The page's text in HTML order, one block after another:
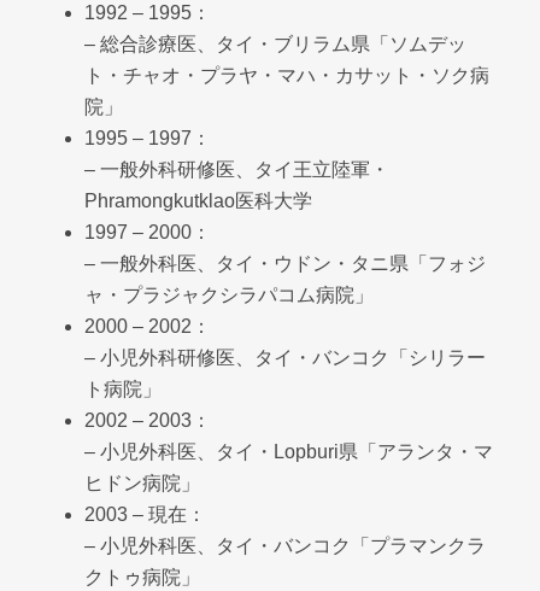
1992 – 1995：
– 総合診療医、タイ・ブリラム県「ソムデッ
ト・チャオ・プラヤ・マハ・カサット・ソク病
院」
1995 – 1997：
– 一般外科研修医、タイ王立陸軍・
Phramongkutklao医科大学
1997 – 2000：
– 一般外科医、タイ・ウドン・タニ県「フォジ
ャ・プラジャクシラパコム病院」
2000 – 2002：
– 小児外科研修医、タイ・バンコク「シリラー
ト病院」
2002 – 2003：
– 小児外科医、タイ・Lopburi県「アランタ・マ
ヒドン病院」
2003 – 現在：
– 小児外科医、タイ・バンコク「プラマンクラ
クトゥ病院」